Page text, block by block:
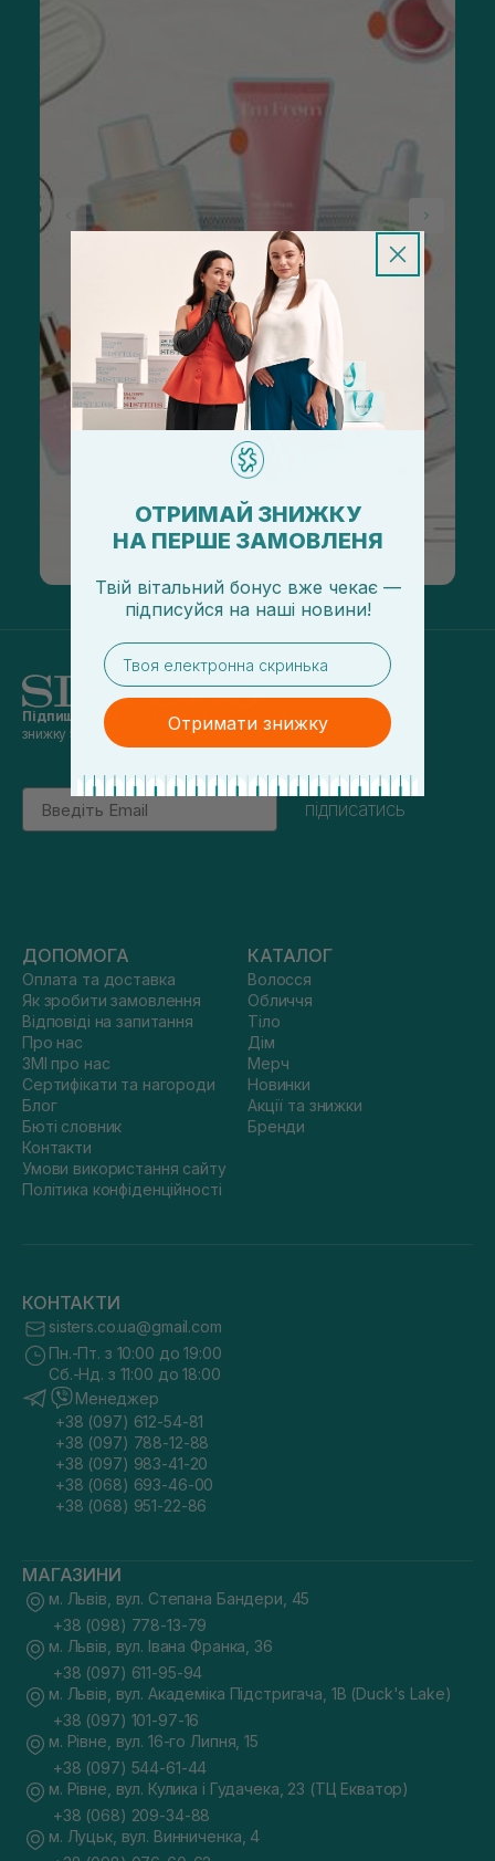
Підпишись на наші новинита отримуй
знижку 5% на перше замовлення
Email
підписатись
ДОПОМОГА
Оплата та доставка
Як зробити замовлення
Відповіді на запитання
Про нас
ЗМІ про нас
Сертифікати та нагороди
Блог
Бюті словник
Контакти
Умови використання сайту
Політика конфіденційності
КАТАЛОГ
Волосся
Обличчя
Тіло
Дім
Мерч
Новинки
Акції та знижки
Бренди
КОНТАКТИ
sisters.co.ua@gmail.com
Пн.-Пт. з 10:00 до 19:00
Сб.-Нд. з 11:00 до 18:00
Менеджер
+38 (097) 612-54-81
+38 (097) 788-12-88
+38 (097) 983-41-20
+38 (068) 693-46-00
+38 (068) 951-22-86
МАГАЗИНИ
м. Львів, вул. Степана Бандери, 45
+38 (098) 778-13-79
м. Львів, вул. Івана Франка, 36
+38 (097) 611-95-94
м. Львів, вул. Академіка Підстригача, 1В (Duck's Lake)
+38 (097) 101-97-16
м. Рівне, вул. 16-го Липня, 15
+38 (097) 544-61-44
м. Рівне, вул. Кулика і Гудачека, 23 (ТЦ Екватор)
+38 (068) 209-34-88
м. Луцьк, вул. Винниченка, 4
ОТРИМАЙ ЗНИЖКУ
НА ПЕРШЕ ЗАМОВЛЕНЯ
Твій вітальний бонус вже чекає —
підписуйся на наші новини!
email
Отримати знижку